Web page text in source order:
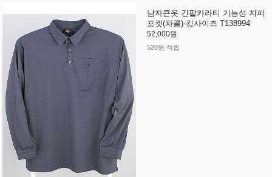
남자큰옷 긴팔카라티 기능성 지퍼
포켓(차콜)-킹사이즈 T138994
52,000원
520원 적립